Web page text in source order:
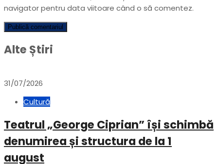
navigator pentru data viitoare când o să comentez.
Alte Știri
31/07/2026
Cultură
Teatrul „George Ciprian” își schimbă
denumirea și structura de la 1
august